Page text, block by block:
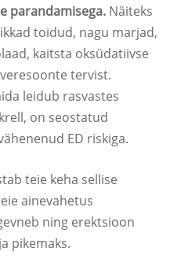
parandamisega. Näiteks
toidud, nagu marjad,
kaitsta oksüdatiivse
tervist.
leidub rasvastes
on seostatud
ED riskiga.
teie keha sellise
ainevahetus
ning erektsioon
pikemaks.